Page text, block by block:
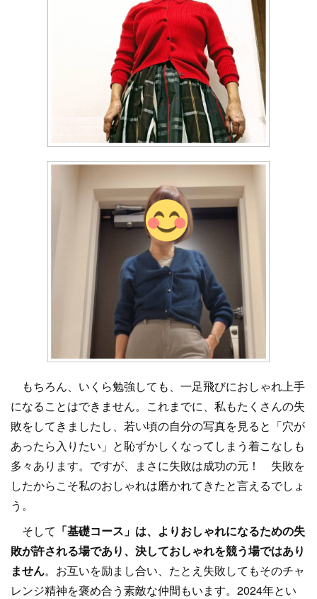
もちろん、いくら勉強しても、一足飛びにおしゃれ上手
になることはできません。これまでに、私もたくさんの失
敗をしてきましたし、若い頃の自分の写真を見ると「穴が
あったら入りたい」と恥ずかしくなってしまう着こなしも
多々あります。ですが、まさに失敗は成功の元！ 失敗を
したからこそ私のおしゃれは磨かれてきたと言えるでしょ
う。
そして 「基礎コース」は、よりおしゃれになるための失
敗が許される場であり、決しておしゃれを競う場ではあり
ません。お互いを励まし合い、たとえ失敗してもそのチャ
レンジ精神を褒め合う素敵な仲間もいます。2024年とい